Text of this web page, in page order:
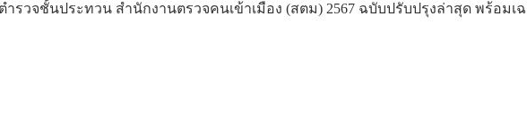
รวจชั้นประทวน สำนักงานตรวจคนเข้าเมือง (สตม) 2567 ฉบับปรับปรุงล่าสุด พร้อมเ